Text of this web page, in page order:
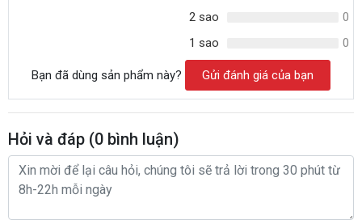
2 sao
0
1 sao
0
Bạn đã dùng sản phẩm này? Gửi đánh giá của bạn
Hỏi và đáp (0 bình luận)